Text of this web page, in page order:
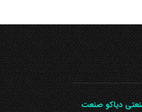
پلاک 55 کارگاه صنعتی دیاکو صنعت